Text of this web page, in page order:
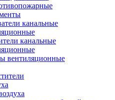
канальные
канальные
вентиляционные